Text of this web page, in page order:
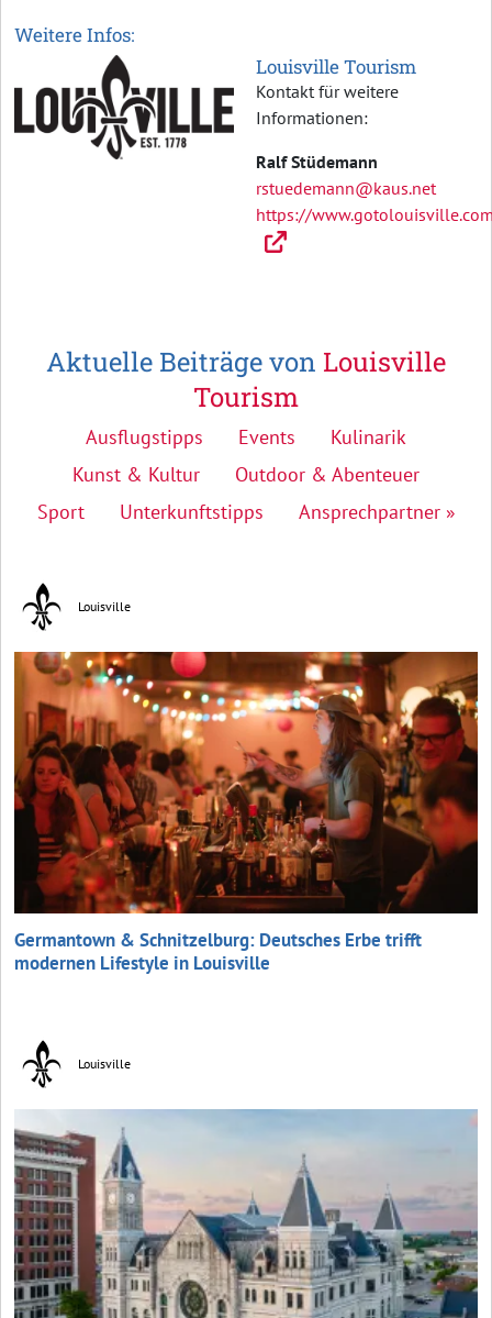
Weitere Infos:
Louisville Tourism
Kontakt für weitere
Informationen:
Ralf Stüdemann
rstuedemann@kaus.net
https://
Aktuelle Beiträge von Louisville
Tourism
Ausflugstipps Events
Kulinarik
Kunst & Kultur
Outdoor & Abenteuer
Sport
Unterkunftstipps Ansprechpartner »
Louisville
Germantown & Schnitzelburg: Deutsches Erbe trifft
modernen Lifestyle in Louisville
Louisville